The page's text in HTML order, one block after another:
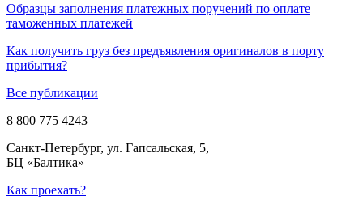
Образцы заполнения платежных поручений по оплате
таможенных платежей
Как получить груз без предъявления оригиналов в порту
прибытия?
Все публикации
8 800 775 4243
Санкт-Петербург, ул. Гапсальская, 5,
БЦ «Балтика»
Как проехать?